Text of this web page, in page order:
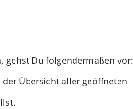
gehst Du folgendermaßen vor:
Übersicht aller geöffneten